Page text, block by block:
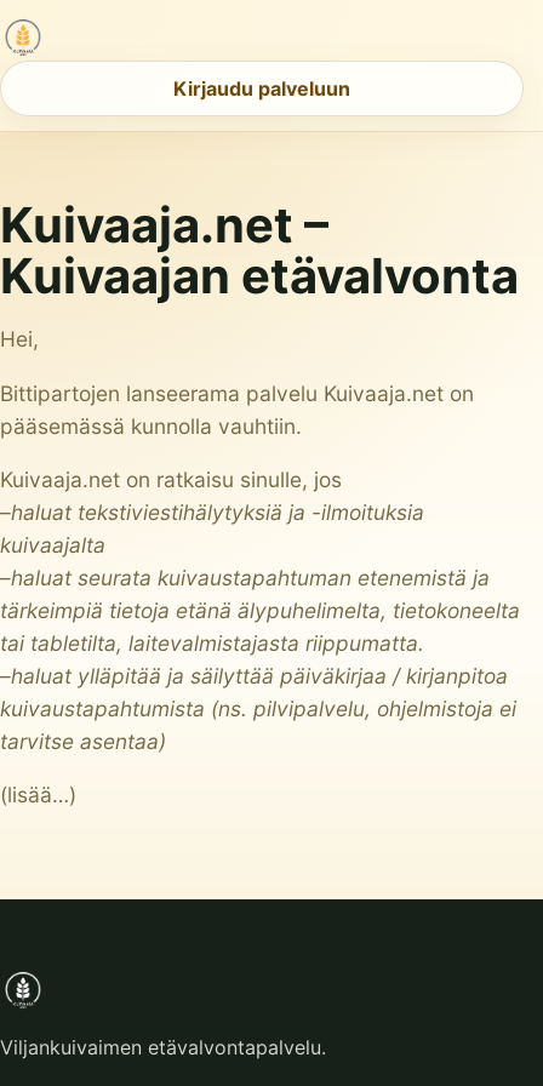
Kirjaudu palveluun
Kuivaaja.net –
Kuivaajan etävalvonta
Hei,
Bittipartojen lanseerama palvelu Kuivaaja.net on
pääsemässä kunnolla vauhtiin.
Kuivaaja.net on ratkaisu sinulle, jos
–haluat tekstiviestihälytyksiä ja -ilmoituksia
kuivaajalta
–haluat seurata kuivaustapahtuman etenemistä ja
tärkeimpiä tietoja etänä älypuhelimelta, tietokoneelta
tai tabletilta, laitevalmistajasta riippumatta.
–haluat ylläpitää ja säilyttää päiväkirjaa / kirjanpitoa
kuivaustapahtumista (ns. pilvipalvelu, ohjelmistoja ei
tarvitse asentaa)
(lisää…)
Viljankuivaimen etävalvontapalvelu.